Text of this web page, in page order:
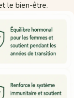
le bien-être.